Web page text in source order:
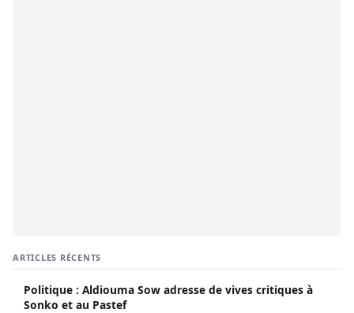
ARTICLES RÉCENTS
Politique : Aldiouma Sow adresse de vives critiques à
Sonko et au Pastef